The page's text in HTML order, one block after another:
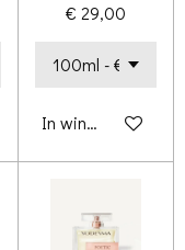
€ 29,00
In winkelwagen